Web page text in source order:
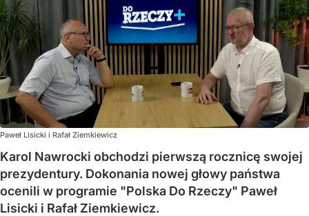
Paweł Lisicki i Rafał Ziemkiewicz
Karol Nawrocki obchodzi pierwszą rocznicę swojej
prezydentury. Dokonania nowej głowy państwa
ocenili w programie "Polska Do Rzeczy" Paweł
Lisicki i Rafał Ziemkiewicz.